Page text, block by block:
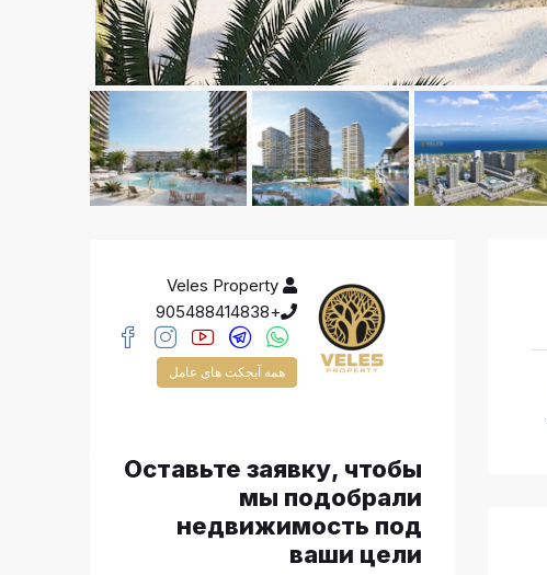
+905488414838
همه آبجکت های عامل
Оставьте заявку, чтобы
мы подобрали
недвижимость под
ваши цели